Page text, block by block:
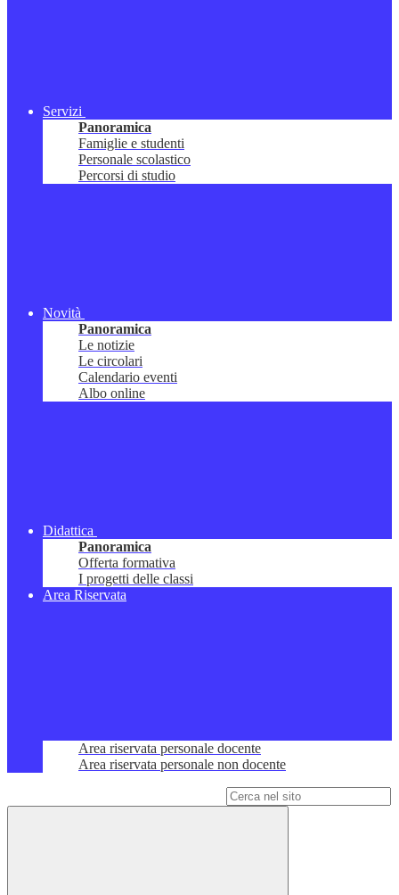
Servizi
Panoramica
Famiglie e studenti
Personale scolastico
Percorsi di studio
Novità
Panoramica
Le notizie
Le circolari
Calendario eventi
Albo online
Didattica
Panoramica
Offerta formativa
I progetti delle classi
Area Riservata
Area riservata personale docente
Area riservata personale non docente